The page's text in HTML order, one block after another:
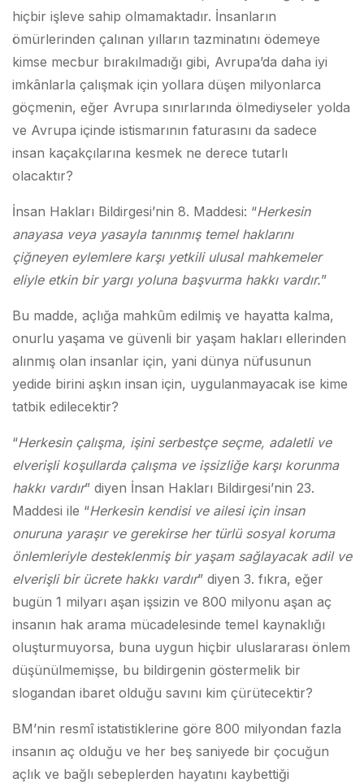
hiçbir işleve sahip olmamaktadır. İnsanların
ömürlerinden çalınan yılların tazminatını ödemeye
kimse mecbur bırakılmadığı gibi, Avrupa’da daha iyi
imkânlarla çalışmak için yollara düşen milyonlarca
göçmenin, eğer Avrupa sınırlarında ölmediyseler yolda
ve Avrupa içinde istismarının faturasını da sadece
insan kaçakçılarına kesmek ne derece tutarlı
olacaktır?
İnsan Hakları Bildirgesi’nin 8. Maddesi: “Herkesin
anayasa veya yasayla tanınmıştemel haklarını
çiğneyen eylemlere karşı yetkili ulusal mahkemeler
eliyle etkin bir yargı yoluna başvurma hakkı vardır.”
Bu madde, açlığa mahkûm edilmiş ve hayatta kalma,
onurlu yaşama ve güvenli bir yaşam hakları ellerinden
alınmış olan insanlar için, yani dünya nüfusunun
yedide birini aşkın insan için, uygulanmayacak ise kime
tatbik edilecektir?
“Herkesin çalışma, işini serbestçe seçme, adaletli ve
elverişli koşullarda çalışma ve işsizliğe karşı korunma
hakkı vardır” diyen İnsan Hakları Bildirgesi’nin 23.
Maddesi ile “Herkesin kendisi ve ailesi için insan
onuruna yaraşır ve gerekirse her türlü sosyal koruma
önlemleriyle desteklenmişbir yaşam sağlayacak adil ve
elverişli bir ücrete hakkı vardır” diyen 3. fıkra, eğer
bugün 1 milyarı aşan işsizin ve 800 milyonu aşan aç
insanın hak arama mücadelesinde temel kaynaklığı
oluşturmuyorsa, buna uygun hiçbir uluslararası önlem
düşünülmemişse, bu bildirgenin göstermelik bir
slogandan ibaret olduğu savını kim çürütecektir?
BM’nin resmî istatistiklerine göre 800 milyondan fazla
insanın aç olduğu ve her beş saniyede bir çocuğun
açlık ve bağlı sebeplerden hayatını kaybettiği